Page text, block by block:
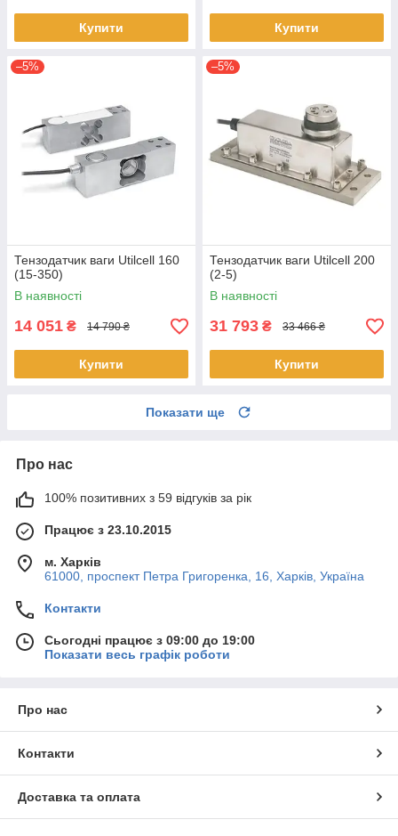
Купити Купити
–5%
Тензодатчик ваги Utilcell 160
(15-350)
В наявності
14 051 ₴ 14 790 ₴
Купити
–5%
Тензодатчик ваги Utilcell 200
(2-5)
В наявності
31 793 ₴ 33 466 ₴
Купити
Показати ще
Про нас
100% позитивних з 59 відгуків за рік
Працює з 23.10.2015
м. Харків
61000, проспект Петра Григоренка, 16, Харків, Україна
Контакти
Сьогодні працює з 09:00 до 19:00
Показати весь графік роботи
Про нас
Контакти
Доставка та оплата